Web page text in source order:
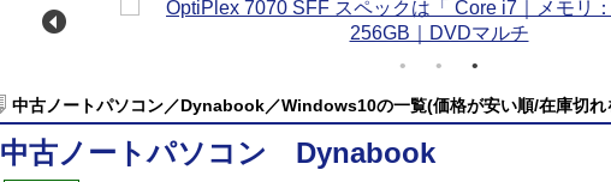
中古ノートパソコン／Dynabook／Windows10の一覧(価格が安い順/在庫切れ
中古ノートパソコン Dynabook